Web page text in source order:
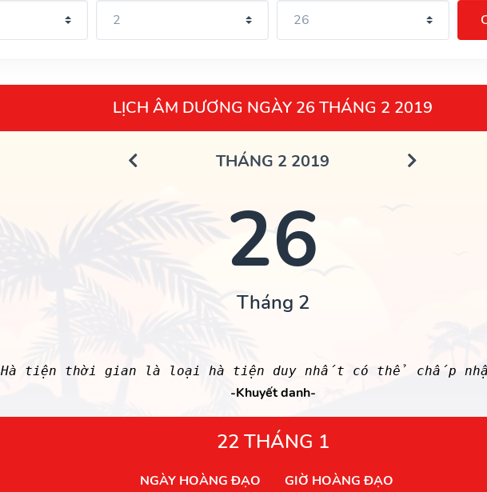
LỊCH ÂM DƯƠNG NGÀY 26 THÁNG 2 2019
THÁNG 2 2019
26
Tháng 2
Hà tiện thời gian là loại hà tiện duy nhất có thể chấp
-Khuyết danh-
22 THÁNG 1
NGÀY HOÀNG ĐẠO
GIỜ HOÀNG ĐẠO